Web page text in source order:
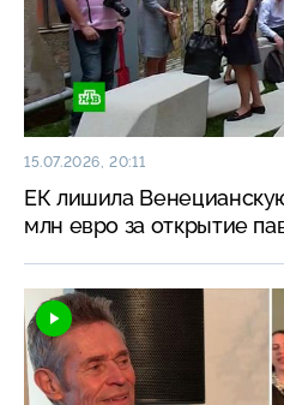
15.07.2026, 20:11
ЕК лишила
млн евро за открытие